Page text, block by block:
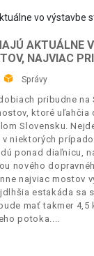
AKTUÁLNE
NAJVIAC
Správy
pribudne na
ktoré uľahčia
Slovensku.
v niektorých
ponad diaľnicu,
nového
najviac mostov
estakáda sa
mať takmer
potoka.